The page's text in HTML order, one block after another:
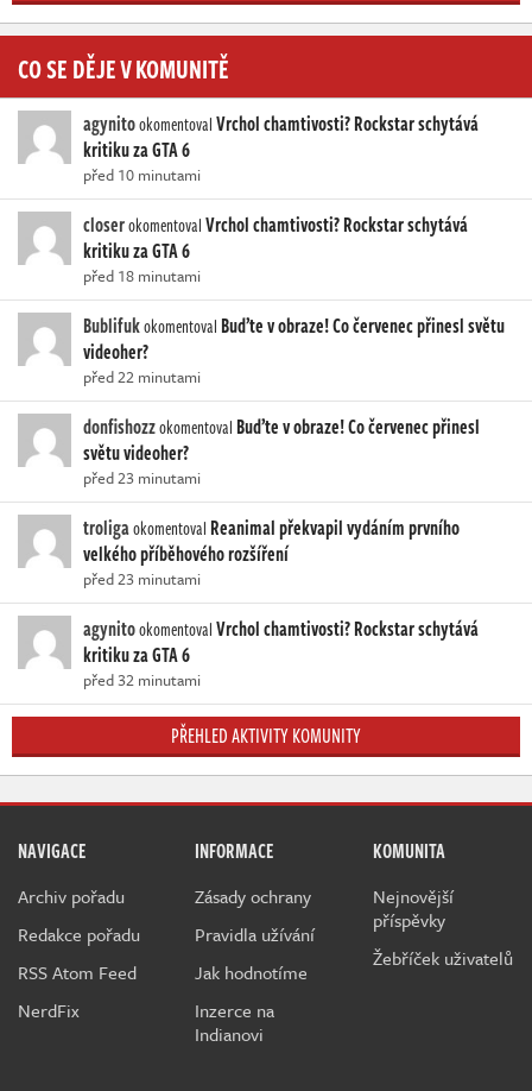
CO SE DĚJE V KOMUNITĚ
agynitookomentovalVrchol chamtivosti? Rockstar schytává
kritiku za GTA 6
před 10 minutami
closerokomentovalVrchol chamtivosti? Rockstar schytává
kritiku za GTA 6
před 18 minutami
Bublifukokomentoval Buďte v obraze! Co červenec přinesl světu
videoher?
před 22 minutami
donfishozzokomentoval Buďte v obraze! Co červenec přinesl
světu videoher?
před 23 minutami
troligaokomentoval Reanimal překvapil vydáním prvního
velkého příběhového rozšíření
před 23 minutami
agynitookomentovalVrchol chamtivosti? Rockstar schytává
kritiku za GTA 6
před 32 minutami
PŘEHLED AKTIVITY KOMUNITY
NAVIGACE
Archiv pořadu
Redakce pořadu
RSS Atom Feed
NerdFix
INFORMACE
Zásady ochrany
Pravidla užívání
Jak hodnotíme
Inzerce na
Indianovi
KOMUNITA
Nejnovější
příspěvky
Žebříček uživatelů